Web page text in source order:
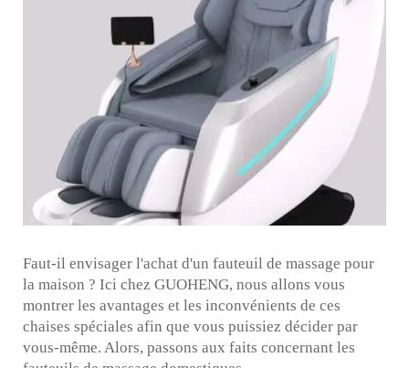
Faut-il envisager l'achat d'un fauteuil de massage pour
la maison ? Ici chez GUOHENG, nous allons vous
montrer les avantages et les inconvénients de ces
chaises spéciales afin que vous puissiez décider par
vous-même. Alors, passons aux faits concernant les